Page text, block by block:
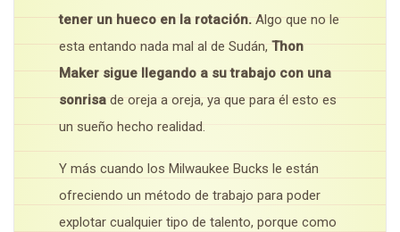
tener un hueco en la rotación. Algo que no le
esta entando nada mal al de Sudán, Thon
Maker sigue llegando a su trabajo con una
sonrisa de oreja a oreja, ya que para él esto es
un sueño hecho realidad.
Y más cuando los Milwaukee Bucks le están
ofreciendo un método de trabajo para poder
explotar cualquier tipo de talento, porque como